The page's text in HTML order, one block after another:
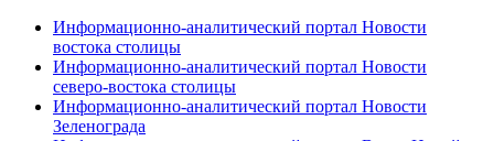
Информационно-аналитический портал Новости
востока столицы
Информационно-аналитический портал Новости
северо-востока столицы
Информационно-аналитический портал Новости
Зеленограда